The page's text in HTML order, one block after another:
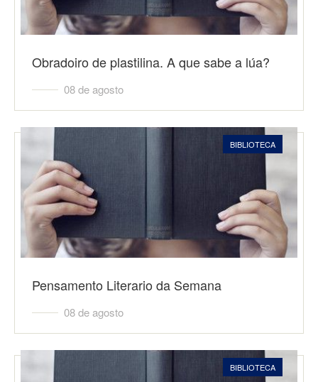
Obradoiro de plastilina. A que sabe a lúa?
08 de agosto
BIBLIOTECA
Pensamento Literario da Semana
08 de agosto
BIBLIOTECA